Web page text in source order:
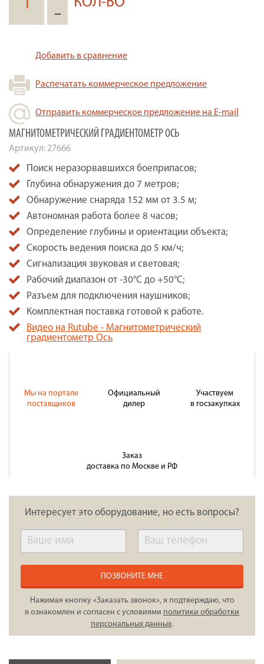
–
Добавить в сравнение
Распечатать коммерческое предложение
Отправить коммерческое предложение на E-mail
МАГНИТОМЕТРИЧЕСКИЙ ГРАДИЕНТОМЕТР ОСЬ
Артикул:27666
Поиск неразорвавшихся боеприпасов;
Глубина обнаружения до 7 метров;
Обнаружение снаряда 152 мм от 3.5 м;
Автономная работа более 8 часов;
Определение глубины и ориентации объекта;
Скорость ведения поиска до 5 км/ч;
Сигнализация звуковая и световая;
Рабочий диапазон от -30°C до +50°C;
Разъем для подключения наушников;
Комплектная поставка готовой к работе.
Видео на Rutube - Магнитометрический
градиентометр Ось
Мы на портале
поставщиков
Официальный
дилер
Участвуем
в госзакупках
Заказ
доставка по Москве и РФ
Интересует это оборудование, но есть вопросы?
ПОЗВОНИТЕ МНЕ
Нажимая кнопку «Заказать звонок», я подтверждаю, что
я ознакомлен и согласен с условиями политики обработки
персональных данных.